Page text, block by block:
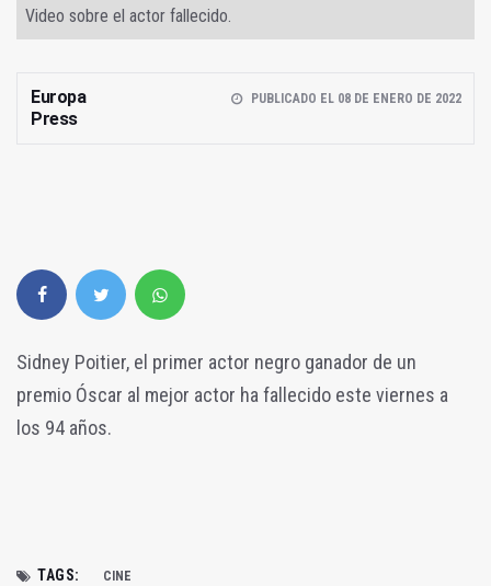
Video sobre el actor fallecido.
Europa
Press
PUBLICADO EL 08 DE ENERO DE 2022
Sidney Poitier, el primer actor negro ganador de un
premio Óscar al mejor actor ha fallecido este viernes a
los 94 años.
TAGS: CINE